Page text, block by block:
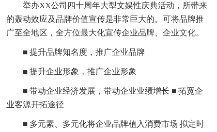
举办XX公司四十周年大型文娱性庆典活动，所带来
的轰动效应及品牌价值宣传是非常巨大的。可将品牌推
广至全地区，全方位最大化宣传企业品牌、企业文化。
■ 提升品牌知名度，推广企业品牌
■ 提升企业形象，推广企业形象
■ 带动企业经济发展，带动企业业绩增长 ■ 拓宽企
业客源开拓途径
■ 多元素、多元化将企业品牌植入消费市场 拟定时